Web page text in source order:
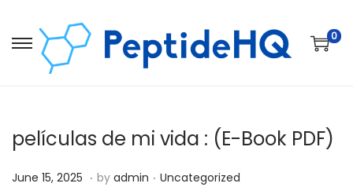
0
películas de mi vida : (E-Book PDF)
Posted on
June 15, 2025 D. by admin . Posted in
Uncategorized